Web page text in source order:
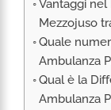
RIMPATRIO
AMBULANZA
VOLO
TRASPORTO
Vantaggi nel
Mezzojuso
Quale
Ambulanza
Qual è la
Ambulanza